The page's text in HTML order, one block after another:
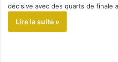
décisive avec des quarts de finale
Lire la suite »